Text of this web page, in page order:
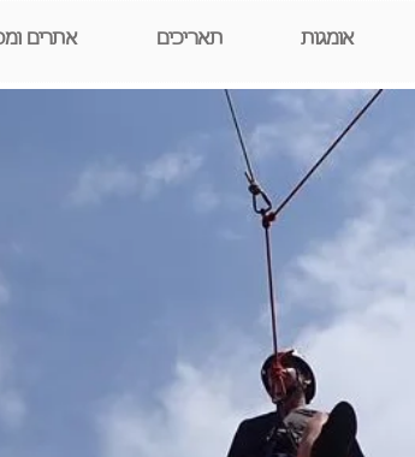
אומגות תאריכים אתרים